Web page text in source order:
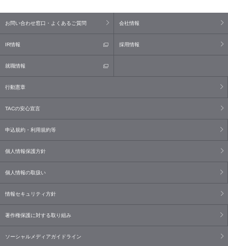
お問い合わせ窓口・よくあるご質問 会社情報
IR情報 採用情報
就職情報
行動憲章
TACの安心宣言
申込規約・利用規約等
個人情報保護方針
個人情報の取扱い
情報セキュリティ方針
著作権保護に対する取り組み
ソーシャルメディアガイドライン